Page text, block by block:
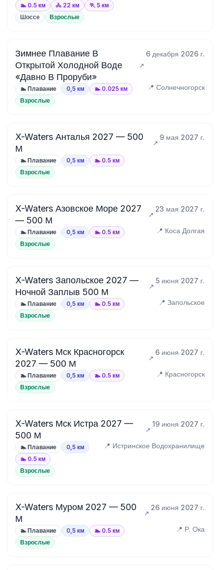
🏊 0.5 км
🚴 22 км 🏃 5 км
Шоссе Взрослые
Зимнее Плавание В
Открытой Холодной Воде
«Давно В Проруби»
6 декабря 2026 г.
🏊 Плавание 0,5 км 🏊 0.025 км 📍 Солнечногорск
Взрослые
X-Waters Анталья 2027 — 500
М
9 мая 2027 г.
🏊 Плавание 0,5 км
🏊 0.5 км
Взрослые
X-Waters Азовское Море 2027
— 500 М
23 мая 2027 г.
🏊 Плавание 0,5 км 🏊 0.5 км 📍 Коса Долгая
Взрослые
X-Waters Запольское 2027 —
Ночной Заплыв 500 М
5 июня 2027 г.
🏊 Плавание 0,5 км 🏊 0.5 км 📍 Запольское
Взрослые
X-Waters Мск Красногорск
2027 — 500 М
6 июня 2027 г.
🏊 Плавание 0,5 км 🏊 0.5 км 📍 Красногорск
Взрослые
X-Waters Мск Истра 2027 —
500 М
19 июня 2027 г.
🏊 Плавание
0,5 км
🏊 0.5 км
📍 Истринское Водохранилище
Взрослые
X-Waters Муром 2027 — 500
М
26 июня 2027 г.
🏊 Плавание 0,5 км 🏊 0.5 км 📍 Р. Ока
Взрослые